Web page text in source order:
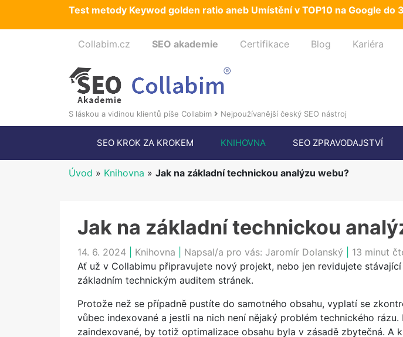
Test metody Keywod golden ratio aneb Umístění v TOP10 na Google do
Collabim.cz SEO akademie Certifikace Blog Kariéra
S láskou a vidinou klientů píše Collabim Nejpoužívanější český SEO nástroj
SEO KROK ZA KROKEM KNIHOVNA SEO ZPRAVODAJSTVÍ
Úvod » Knihovna » Jak na základní technickou analýzu webu?
Jak na základní technickou
14. 6. 2024 Knihovna Napsal/a pro vás: Jaromír Dolanský
13 minut
Ať už v Collabimu připravujete nový projekt, nebo jen revidujete
základním technickým auditem stránek.
Protože než se případně pustíte do samotného obsahu, vyplatí se
vůbec indexované a jestli na nich není nějaký problém technického rázu.
zaindexované, by totiž optimalizace obsahu byla v zásadě zbytečná. A